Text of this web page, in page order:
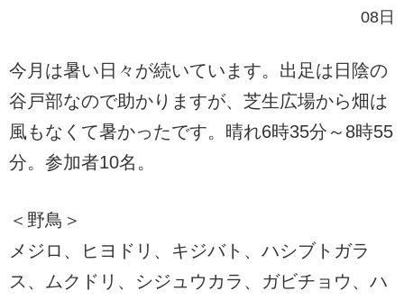
08日
今月は暑い日々が続いています。出足は日陰の
谷戸部なので助かりますが、芝生広場から畑は
風もなくて暑かったです。晴れ6時35分～8時55
分。参加者10名。
＜野鳥＞
メジロ、ヒヨドリ、キジバト、ハシブトガラ
ス、ムクドリ、シジュウカラ、ガビチョウ、ハ